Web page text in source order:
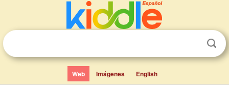
Web Imágenes English